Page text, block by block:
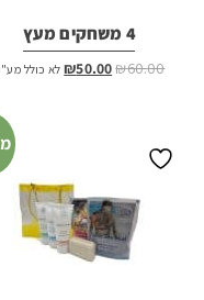
4 משחקים מעץ
₪60.00
המחיר₪50.00 המחיר
לא כולל